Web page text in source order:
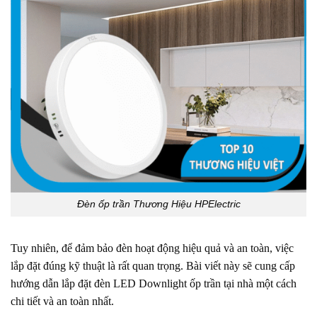
Đèn ốp trần Thương Hiệu HPElectric
Tuy nhiên, để đảm bảo đèn hoạt động hiệu quả và an toàn, việc
lắp đặt đúng kỹ thuật là rất quan trọng. Bài viết này sẽ cung cấp
hướng dẫn lắp đặt đèn LED Downlight ốp trần tại nhà một cách
chi tiết và an toàn nhất.